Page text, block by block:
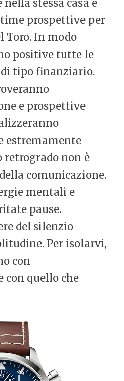
stessa casa e
prospettive per
Toro. In modo
positive tutte le
tipo finanziario.
e prospettive
estremamente
non è
comunicazione.
mentali e
pause.
del silenzio
Per isolarvi,
con
con quello che